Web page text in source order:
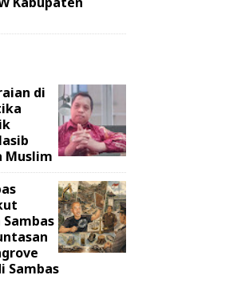
di
Muslim
Sambas